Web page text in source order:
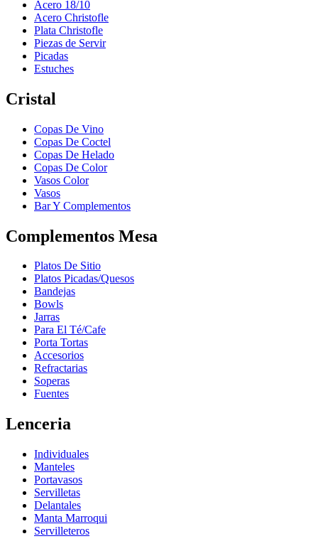
Acero 18/10
Acero Christofle
Plata Christofle
Piezas de Servir
Picadas
Estuches
Cristal
Copas De Vino
Copas De Coctel
Copas De Helado
Copas De Color
Vasos Color
Vasos
Bar Y Complementos
Complementos Mesa
Platos De Sitio
Platos Picadas/Quesos
Bandejas
Bowls
Jarras
Para El Té/Cafe
Porta Tortas
Accesorios
Refractarias
Soperas
Fuentes
Lenceria
Individuales
Manteles
Portavasos
Servilletas
Delantales
Manta Marroqui
Servilleteros